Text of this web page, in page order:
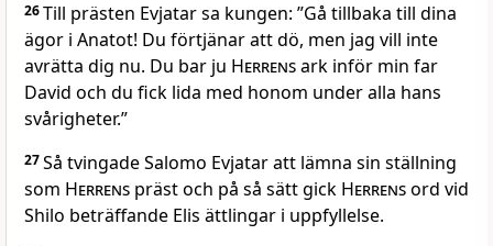
26Till prästen Evjatar sa kungen: ”Gå tillbaka till dina
ägor i Anatot! Du förtjänar att dö, men jag vill inte
avrätta dig nu. Du bar ju Herrensark inför min far
David och du fick lida med honom under alla hans
svårigheter.”
27Så tvingade Salomo Evjatar att lämna sin ställning
som Herrens präst och på så sätt gick Herrensord vid
Shilo beträffande Elis ättlingar i uppfyllelse.